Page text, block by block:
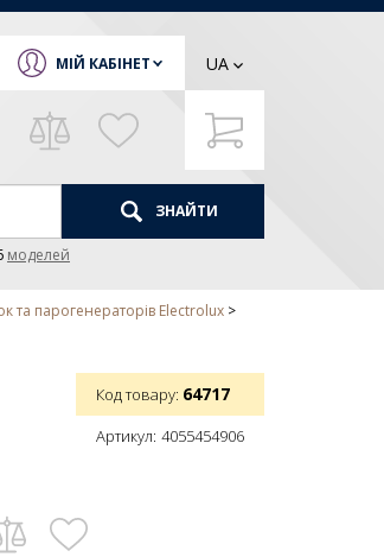
МІЙ КАБІНЕТ UA
ЗНАЙТИ
моделей
та парогенераторів Electrolux
Код товару: 64717
Артикул: 4055454906